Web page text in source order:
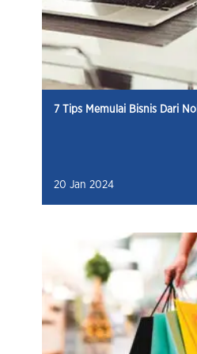
7 Tips Memulai Bisnis Dari Nol
20 Jan 2024